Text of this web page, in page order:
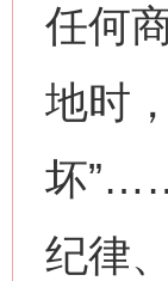
任何
地时
坏
纪律